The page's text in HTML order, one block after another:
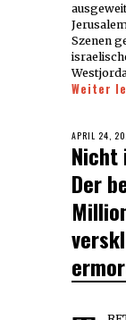
Szenen
Weiter
POSTED
ON
APRIL 24,
Nicht
Der